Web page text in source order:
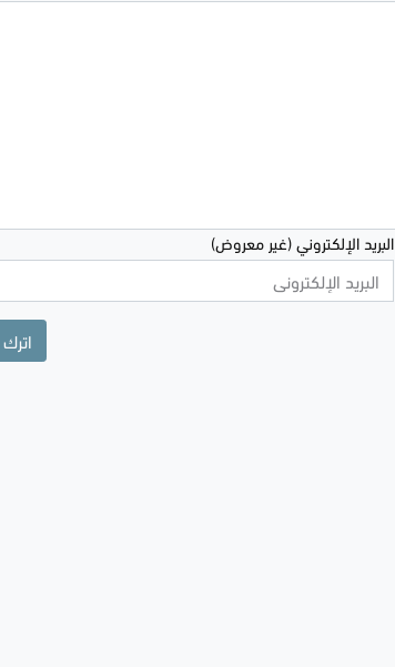
البريد الإلكتروني (غير معروض)